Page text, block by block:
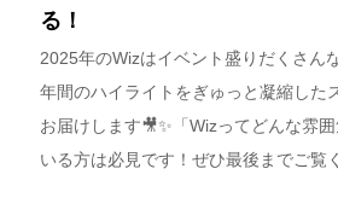
る！
2025年のWizはイベント盛りだくさん
年間のハイライトをぎゅっと凝縮した
お届けします🎥✨「Wizってどんな雰
いる方は必見です！ぜひ最後までご覧